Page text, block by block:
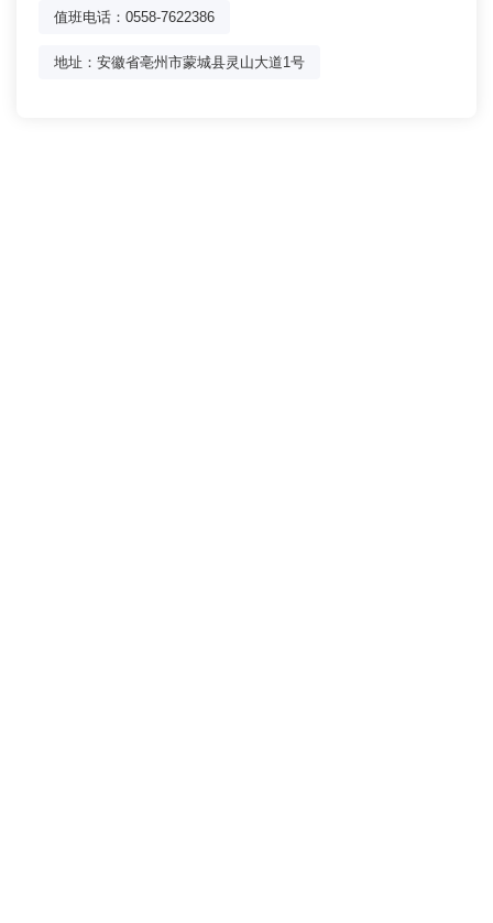
值班电话：0558-7622386
地址：安徽省亳州市蒙城县灵山大道1号